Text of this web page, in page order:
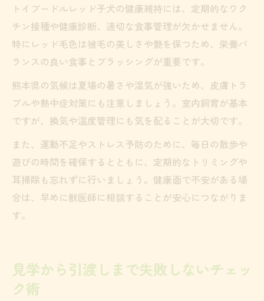
トイプードルレッド子犬の健康維持には、定期的なワク
チン接種や健康診断、適切な食事管理が欠かせません。
特にレッド毛色は被毛の美しさや艶を保つため、栄養バ
ランスの良い食事とブラッシングが重要です。
熊本県の気候は夏場の暑さや湿気が強いため、皮膚トラ
ブルや熱中症対策にも注意しましょう。室内飼育が基本
ですが、換気や温度管理にも気を配ることが大切です。
また、運動不足やストレス予防のために、毎日の散歩や
遊びの時間を確保するとともに、定期的なトリミングや
耳掃除も忘れずに行いましょう。健康面で不安がある場
合は、早めに獣医師に相談することが安心につながりま
す。
見学から引渡しまで失敗しないチェッ
ク術